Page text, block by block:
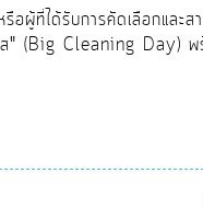
อผู้ที่ได้รับการคัดเลือกแล
" (Big Cleaning Day)